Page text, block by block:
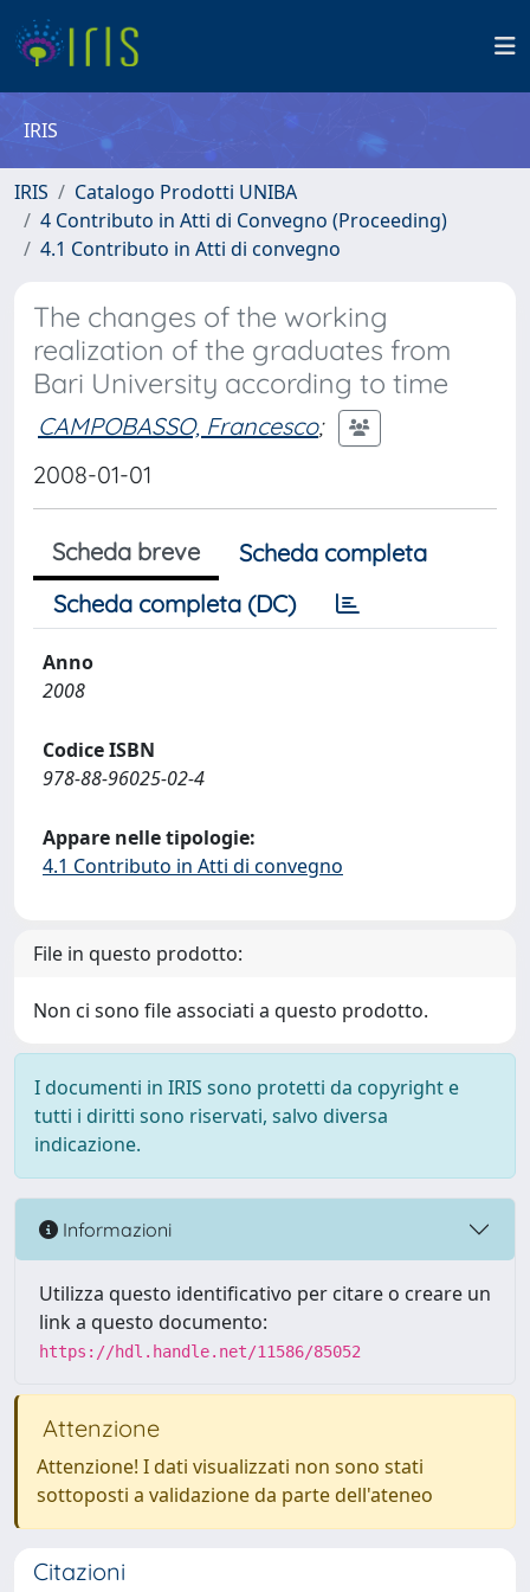
IRIS
IRIS
Catalogo Prodotti UNIBA
4 Contributo in Atti di Convegno (Proceeding)
4.1 Contributo in Atti di convegno
The changes of the working
realization of the graduates from
Bari University according to time
CAMPOBASSO, Francesco;
2008-01-01
Scheda breve
Scheda completa
Scheda completa (DC)
Anno
2008
Codice ISBN
978-88-96025-02-4
Appare nelle tipologie:
4.1 Contributo in Atti di convegno
File in questo prodotto:
Non ci sono file associati a questo prodotto.
I documenti in IRIS sono protetti da copyright e
tutti i diritti sono riservati, salvo diversa
indicazione.
Informazioni
Utilizza questo identificativo per citare o creare un
link a questo documento:
https://hdl.handle.net/11586/85052
Attenzione
Attenzione! I dati visualizzati non sono stati
sottoposti a validazione da parte dell'ateneo
Citazioni